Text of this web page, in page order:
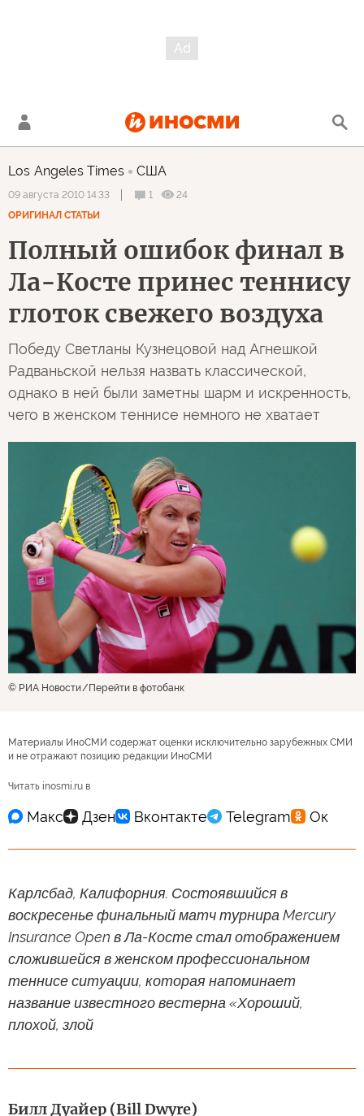
Los Angeles Times США
09 августа 2010 14:33 1
24
ОРИГИНАЛ СТАТЬИ
Полный ошибок финал в
Ла-Косте принес теннису
глоток свежего воздуха
Победу Светланы Кузнецовой над Агнешкой
Радваньской нельзя назвать классической,
однако в ней были заметны шарм и искренность,
чего в женском теннисе немного не хватает
© РИА Новости Перейти в фотобанк
Материалы ИноСМИ содержат оценки исключительно зарубежных СМИ
и не отражают позицию редакции ИноСМИ
Читать inosmi.ru в
Карлсбад, Калифорния. Состоявшийся в
воскресенье финальный матч турнира Mercury
Insurance Open в Ла-Косте стал отображением
сложившейся в женском профессиональном
теннисе ситуации, которая напоминает
название известного вестерна «Хороший,
плохой, злой
Билл Дуайер (Bill Dwyre)